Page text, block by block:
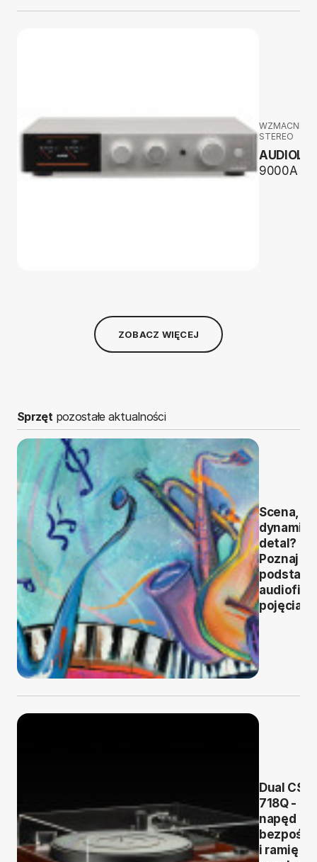
STEREO
9000A
ZOBACZ WIĘCEJ
Sprzętpozostałe aktualności
Scena,
detal?
Poznaj
pojęcia
Dual CS
718Q -
napęd
i ramię z